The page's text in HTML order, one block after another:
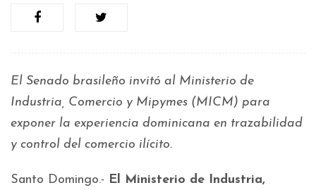
El Senado brasileño invitó al Ministerio de
Industria, Comercio y Mipymes (MICM) para
exponer la experiencia dominicana en trazabilidad
y control del comercio ilícito.
Santo Domingo.- El Ministerio de Industria,